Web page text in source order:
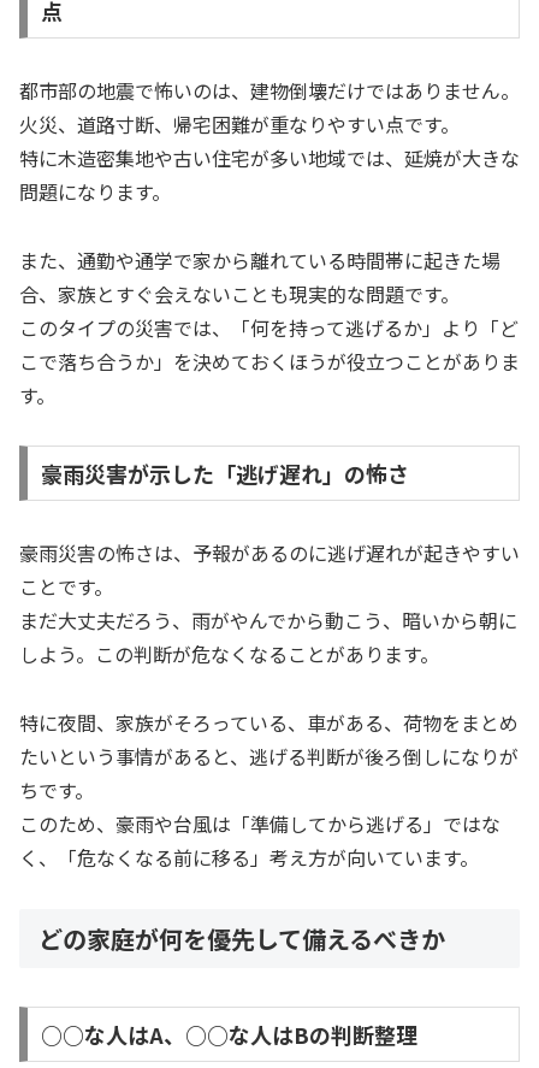
点
都市部の地震で怖いのは、建物倒壊だけではありません。
火災、道路寸断、帰宅困難が重なりやすい点です。
特に木造密集地や古い住宅が多い地域では、延焼が大きな
問題になります。
また、通勤や通学で家から離れている時間帯に起きた場
合、家族とすぐ会えないことも現実的な問題です。
このタイプの災害では、「何を持って逃げるか」より「ど
こで落ち合うか」を決めておくほうが役立つことがありま
す。
豪雨災害が示した「逃げ遅れ」の怖さ
豪雨災害の怖さは、予報があるのに逃げ遅れが起きやすい
ことです。
まだ大丈夫だろう、雨がやんでから動こう、暗いから朝に
しよう。この判断が危なくなることがあります。
特に夜間、家族がそろっている、車がある、荷物をまとめ
たいという事情があると、逃げる判断が後ろ倒しになりが
ちです。
このため、豪雨や台風は「準備してから逃げる」ではな
く、「危なくなる前に移る」考え方が向いています。
どの家庭が何を優先して備えるべきか
○○な人はA、○○な人はBの判断整理